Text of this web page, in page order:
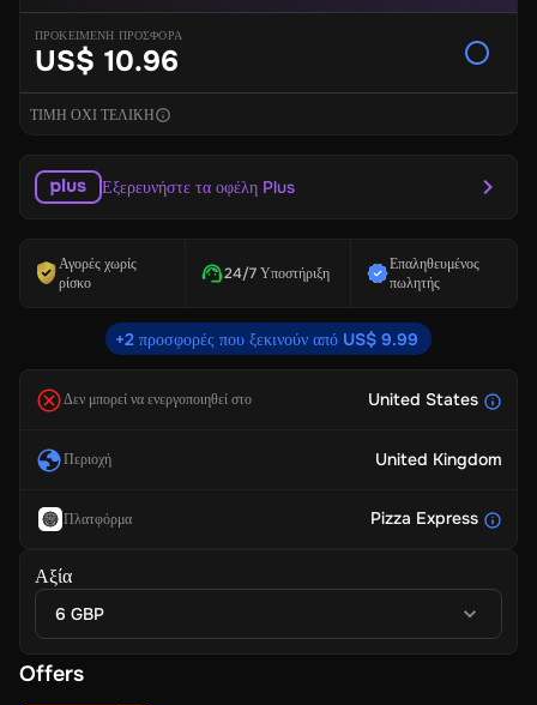
ΠΡΟΚΕΙΜΕΝΗ ΠΡΟΣΦΟΡΑ
US$ 10.96
ΤΙΜΗ ΟΧΙ ΤΕΛΙΚΗ
Εξερευνήστε τα οφέλη Plus
Αγορές χωρίς
ρίσκο
24/7 Υποστήριξη
Επαληθευμένος
πωλητής
+2 προσφορές που ξεκινούν από US$ 9.99
Δεν μπορεί να ενεργοποιηθεί στο United States
Περιοχή United Kingdom
Πλατφόρμα Pizza Express
Αξία
6 GBP
Offers